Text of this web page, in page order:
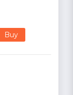
Buy